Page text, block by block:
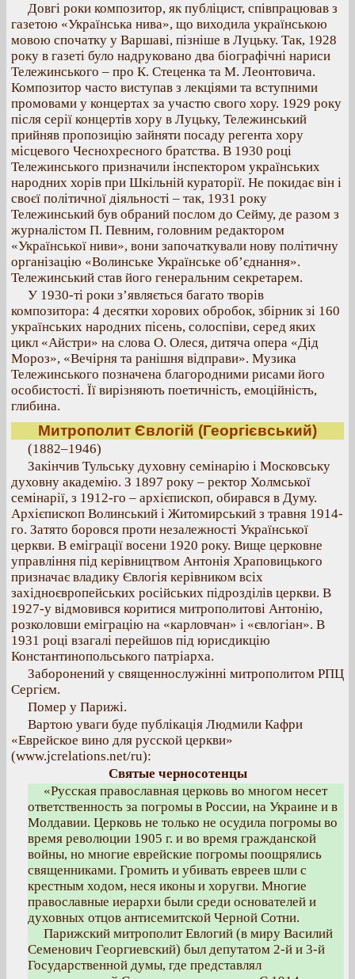
Довгі роки композитор, як публіцист, співпрацював з
газетою «Українська нива», що виходила українською
мовою спочатку у Варшаві, пізніше в Луцьку. Так, 1928
року в газеті було надруковано два біографічні нариси
Тележинського – про К. Стеценка та М. Леонтовича.
Композитор часто виступав з лекціями та вступними
промовами у концертах за участю свого хору. 1929 року
після серії концертів хору в Луцьку, Тележинський
прийняв пропозицію зайняти посаду регента хору
місцевого Чеснохресного братства. В 1930 році
Тележинського призначили інспектором українських
народних хорів при Шкільній кураторії. Не покидає він і
своєї політичної діяльності – так, 1931 року
Тележинський був обраний послом до Сейму, де разом з
журналістом П. Певним, головним редактором
«Української ниви», вони започаткували нову політичну
організацію «Волинське Українське об’єднання».
Тележинський став його генеральним секретарем.
У 1930-ті роки з’являється багато творів
композитора: 4 десятки хорових обробок, збірник зі 160
українських народних пісень, солоспіви, серед яких
цикл «Айстри» на слова О. Олеся, дитяча опера «Дід
Мороз», «Вечірня та ранішня відправи». Музика
Тележинського позначена благородними рисами його
особистості. Її вирізняють поетичність, емоційність,
глибина.
Митрополит Євлогій (Георгієвський)
(1882–1946)
Закінчив Тульську духовну семінарію і Московську
духовну академію. З 1897 року – ректор Холмської
семінарії, з 1912-го – архієпископ, обирався в Думу.
Архієпископ Волинський і Житомирський з травня 1914-
го. Затято боровся проти незалежності Української
церкви. В еміграції восени 1920 року. Вище церковне
управління під керівництвом Антонія Храповицького
призначає владику Євлогія керівником всіх
західноєвропейських російських підрозділів церкви. В
1927-у відмовився коритися митрополитові Антонію,
розколовши еміграцію на «карловчан» і «євлогіан». В
1931 році взагалі перейшов під юрисдикцію
Константинопольського патріарха.
Заборонений у священнослужінні митрополитом РПЦ
Сергієм.
Помер у Парижі.
Вартою уваги буде публікація Людмили Кафри
«Еврейское вино для русской церкви»
(www.jcrelations.net/ru):
Святые черносотенцы
«Русская православная церковь во многом несет
ответственность за погромы в России, на Украине и в
Молдавии. Церковь не только не осудила погромы во
время революции 1905 г. и во время гражданской
войны, но многие еврейские погромы поощрялись
священниками. Громить и убивать евреев шли с
крестным ходом, неся иконы и хоругви. Многие
православные иерархи были среди основателей и
духовных отцов антисемитской Черной Сотни.
Парижский митрополит Евлогий (в миру Василий
Семенович Георгиевский) был депутатом 2-й и 3-й
Государственной думы, где представлял